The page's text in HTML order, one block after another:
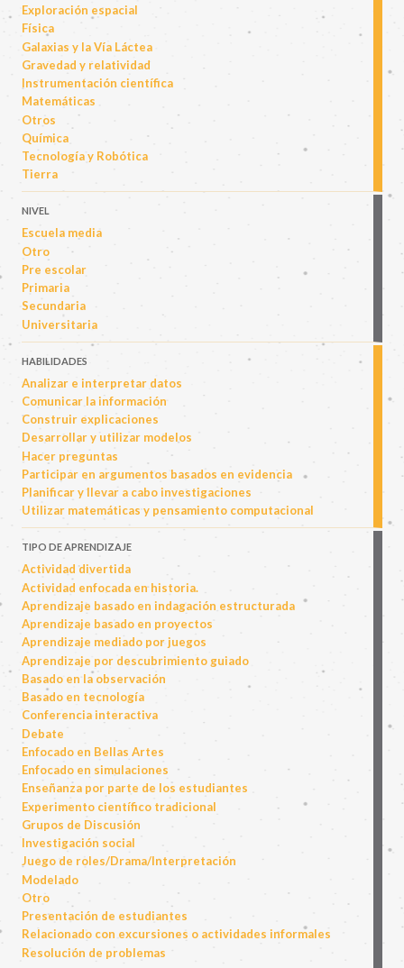
Exploración espacial
Física
Galaxias y la Vía Láctea
Gravedad y relatividad
Instrumentación científica
Matemáticas
Otros
Química
Tecnología y Robótica
Tierra
NIVEL
Escuela media
Otro
Pre escolar
Primaria
Secundaria
Universitaria
HABILIDADES
Analizar e interpretar datos
Comunicar la información
Construir explicaciones
Desarrollar y utilizar modelos
Hacer preguntas
Participar en argumentos basados en evidencia
Planificar y llevar a cabo investigaciones
Utilizar matemáticas y pensamiento computacional
TIPO DE APRENDIZAJE
Actividad divertida
Actividad enfocada en historia.
Aprendizaje basado en indagación estructurada
Aprendizaje basado en proyectos
Aprendizaje mediado por juegos
Aprendizaje por descubrimiento guiado
Basado en la observación
Basado en tecnología
Conferencia interactiva
Debate
Enfocado en Bellas Artes
Enfocado en simulaciones
Enseñanza por parte de los estudiantes
Experimento científico tradicional
Grupos de Discusión
Investigación social
Juego de roles/Drama/Interpretación
Modelado
Otro
Presentación de estudiantes
Relacionado con excursiones o actividades informales
Resolución de problemas